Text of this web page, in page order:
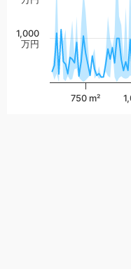
750 m²
1,000
万円